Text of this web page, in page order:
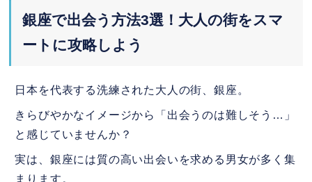
リ5選！
ペアーズ(Pairs)
バチェラーデート
D³ (ディースリー)(旧Dine)
銀座で出会う方法3選！大人の街をスマ
ートに攻略しよう
日本を代表する洗練された大人の街、銀座。
きらびやかなイメージから「出会うのは難しそう…」
と感じていませんか？
実は、銀座には質の高い出会いを求める男女が多く集
まります。